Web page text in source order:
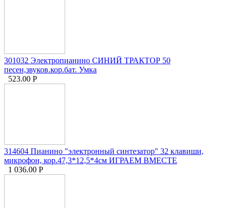
301032 Электропианино СИНИЙ ТРАКТОР 50
песен,звуков.кор.бат. Умка
523.00 Р
314604 Пианино "электронный синтезатор" 32 клавиши,
микрофон, кор.47,3*12,5*4см ИГРАЕМ ВМЕСТЕ
1 036.00 Р